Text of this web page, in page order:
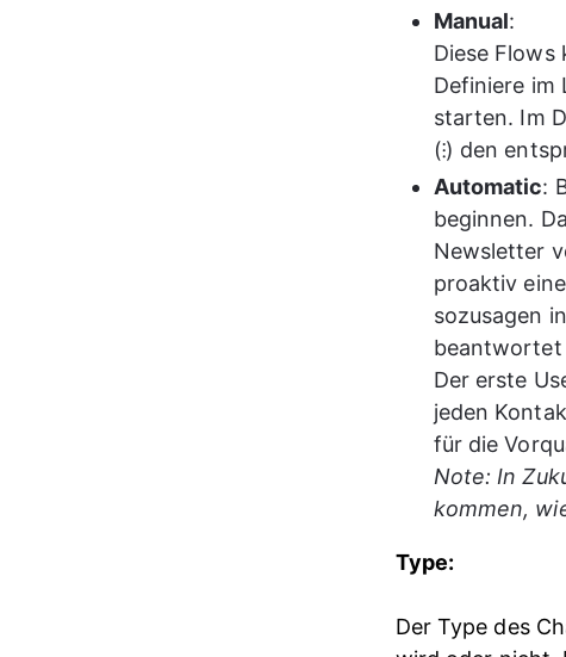
Manual:
Diese Flows
Definiere im
starten. Im
(⁝) den
Automatic:
beginnen.
Newsletter
proaktiv
sozusagen
beantwortet
Der erste
jeden
für die
Note: In
kommen,
Type:
Der Type des